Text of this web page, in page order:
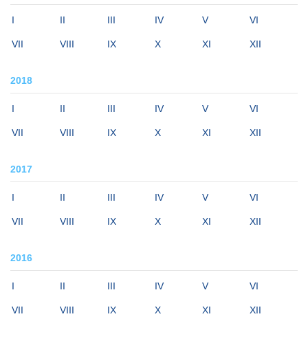
I II III IV V VI
VII VIII IX X XI XII
2018
I II III IV V VI
VII VIII IX X XI XII
2017
I II III IV V VI
VII VIII IX X XI XII
2016
I II III IV V VI
VII VIII IX X XI XII